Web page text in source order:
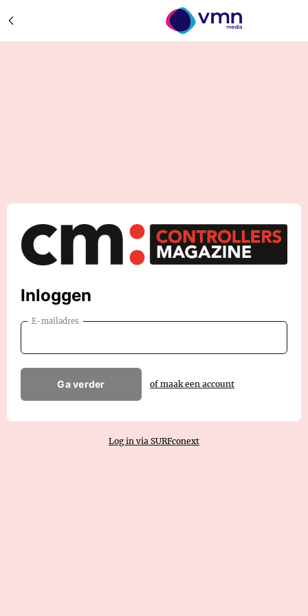
Inloggen
E-mailadres
Ga verder of maak een account
Log in via SURFconext